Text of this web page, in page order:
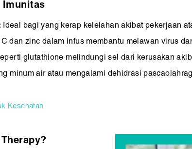
Imunitas
Ideal bagi yang kerap kelelahan akibat pekerjaan
dan zinc dalam infus membantu melawan virus
glutathione melindungi sel dari kerusakan
minum air atau mengalami dehidrasi
Kesehatan